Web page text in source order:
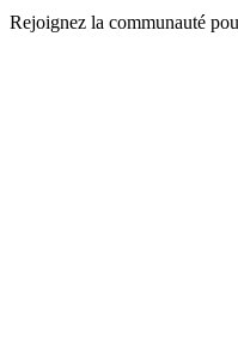
Rejoignez la communauté